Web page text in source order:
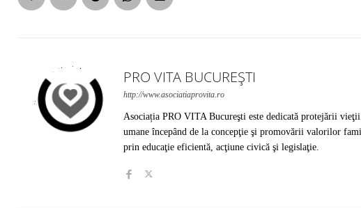
PRO VITA BUCUREȘTI
http://www.asociatiaprovita.ro
Asociația PRO VITA Bucureşti este dedicată protejării vieţii
umane începând de la concepţie şi promovării valorilor
prin educaţie eficientă, acţiune civică şi legislaţie.